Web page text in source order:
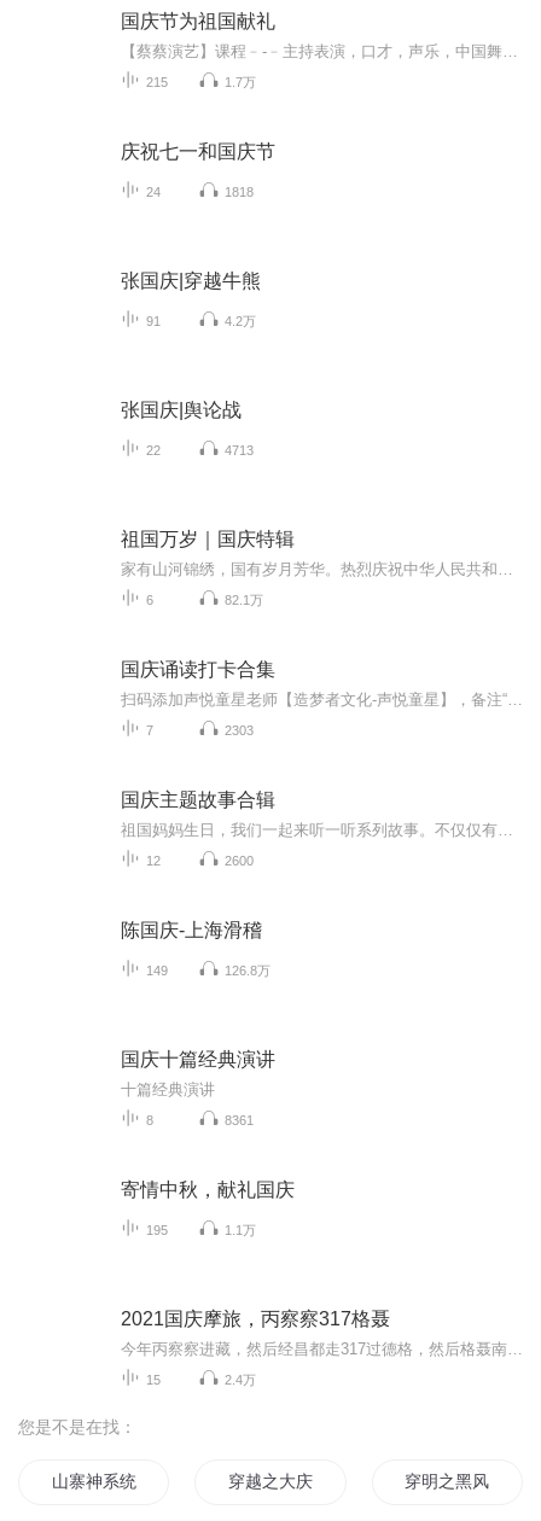
国庆节为祖国献礼
215 1.7万
庆祝七一和国庆节
24 1818
张国庆|穿越牛熊
91 4.2万
张国庆|舆论战
22 4713
祖国万岁｜国庆特辑
6 82.1万
国庆诵读打卡合集
7 2303
国庆主题故事合辑
12 2600
陈国庆-上海滑稽
149 126.8万
国庆十篇经典演讲
十篇经典演讲
8 8361
寄情中秋，献礼国庆
195 1.1万
2021国庆摩旅，丙察察317格聂
15 2.4万
您是不是在找：
山寨神系统 穿越之大庆帝国 穿明之黑风寨